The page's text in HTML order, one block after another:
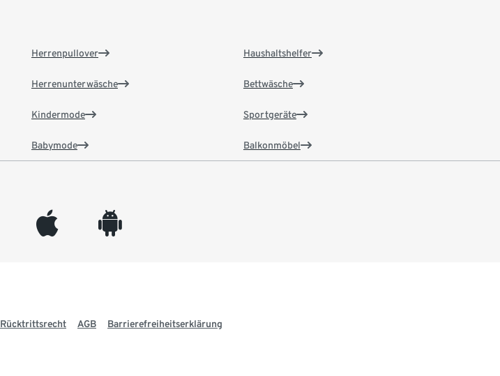
Herrenpullover
Herrenunterwäsche
Kindermode
Babymode
Haushaltshelfer
Bettwäsche
Sportgeräte
Balkonmöbel
appleinc android
Rücktrittsrecht AGB Barrierefreiheitserklärung